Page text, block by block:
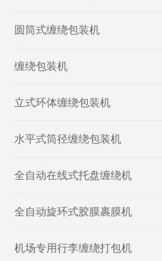
圆筒式缠绕包装机
缠绕包装机
立式环体缠绕包装机
水平式筒径缠绕包装机
全自动在线式托盘缠绕机
全自动旋环式胶膜裹膜机
机场专用行李缠绕打包机